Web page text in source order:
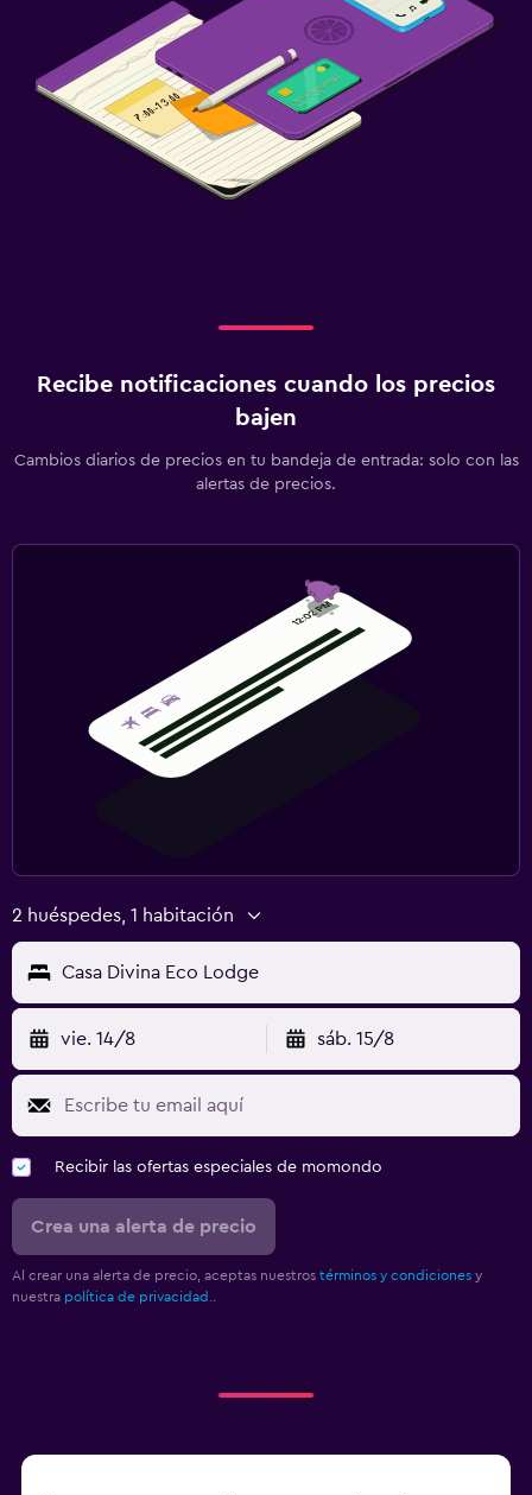
Recibe notificaciones cuando los precios
bajen
Cambios diarios de precios en tu bandeja de entrada: solo con las
alertas de precios.
2 huéspedes, 1 habitación
Casa Divina Eco Lodge
vie. 14/8 sáb. 15/8
Recibir las ofertas especiales de momondo
Crea una alerta de precio
Al crear una alerta de precio, aceptas nuestros términos y condiciones y
nuestra política de privacidad.